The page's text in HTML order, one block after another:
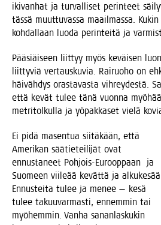
iki­van­hat ja tur­val­li­set perin­teet
täs­sä muut­tu­vas­sa maa­il­mas­sa.
koh­dal­laan luo­da perin­tei­tä ja
Pää­siäi­seen liit­tyy myös keväi­sen
liit­ty­viä ver­taus­ku­via. Rai­ruo­ho on
häi­väh­dys oras­ta­vas­ta vih­rey­des­tä.
että kevät tulee tänä vuon­na
met­ri­tol­kul­la ja yöpak­ka­set vie­lä
Ei pidä masen­tua sii­tä­kään, että
Ame­ri­kan sää­tie­tei­li­jät ovat
ennus­ta­neet Poh­jois-Euroop­paan
ja
Suo­meen vii­le­ää kevät­tä ja
Ennus­tei­ta tulee ja menee — kesä
tulee takuu­var­mas­ti, ennem­min tai
myö­hem­min. Van­ha sanan­las­ku­kin